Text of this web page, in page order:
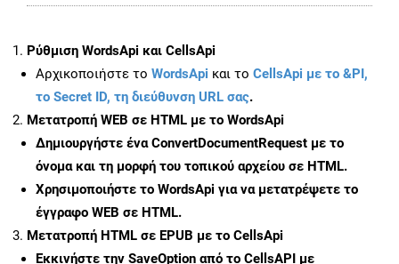
Ρύθμιση WordsApi και CellsApi
Αρχικοποιήστε το WordsApi και το CellsApi με το &PI,
το Secret ID, τη διεύθυνση URL σας.
Μετατροπή WEB σε HTML με το WordsApi
Δημιουργήστε έναConvertDocumentRequest με το
όνομα και τη μορφή του τοπικού αρχείου σε HTML.
Χρησιμοποιήστε το WordsApi για να μετατρέψετε το
έγγραφο WEB σε HTML.
Μετατροπή HTML σε EPUB με το CellsApi
Εκκινήστε την SaveOption από το CellsAPI με